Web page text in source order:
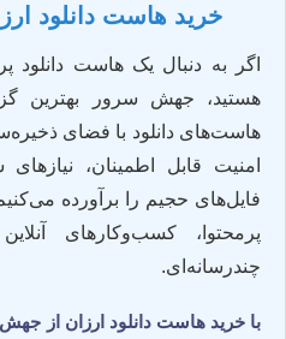
خرید هاست دانلود
اگر به دنبال یک هاست
هستید، جهش سرور بهترین
هاست‌های دانلود با فضای
امنیت قابل اطمینان،
فایل‌های حجیم را برآورده
پرمحتوا، کسب‌وکارهای
چندرسانه‌ای.
با خرید هاست دانلود ارزان از جهش